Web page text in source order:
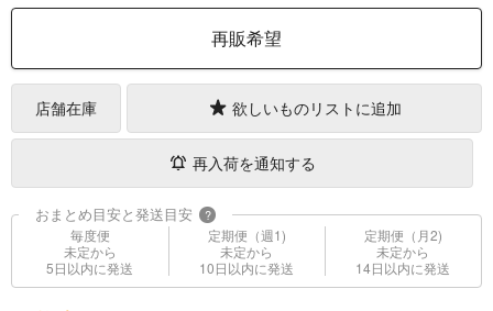
再販希望
店舗在庫 欲しいものリストに追加
再入荷を通知する
おまとめ目安と発送目安 ?
毎度便
未定から
5日以内に発送
定期便（週1)
未定から
10日以内に発送
定期便（月2)
未定から
14日以内に発送